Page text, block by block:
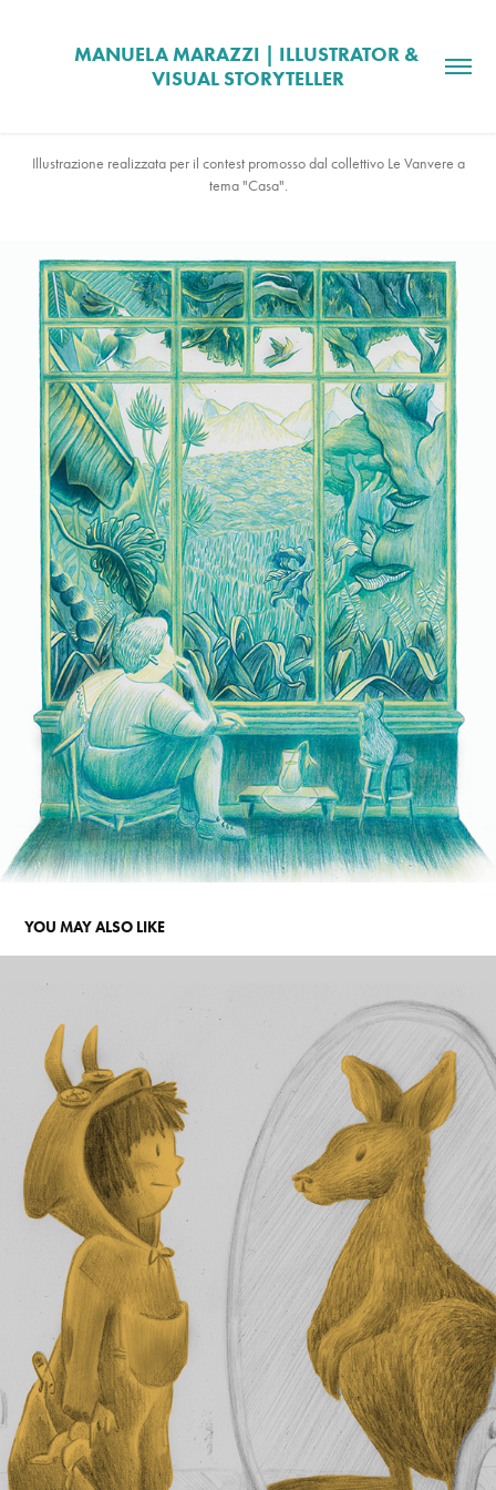
MANUELA MARAZZI | ILLUSTRATOR &
VISUAL STORYTELLER
Illustrazione realizzata per il contest promosso dal collettivo Le Vanvere a
tema "Casa".
YOU MAY ALSO LIKE